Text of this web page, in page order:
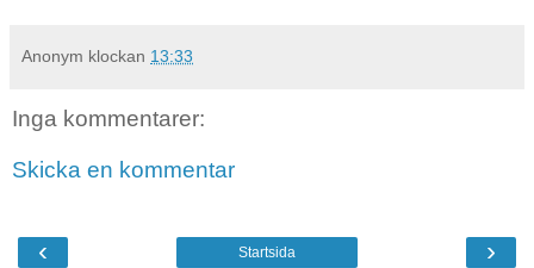
Anonym klockan 13:33
Inga kommentarer:
Skicka en kommentar
‹ ›
Startsida